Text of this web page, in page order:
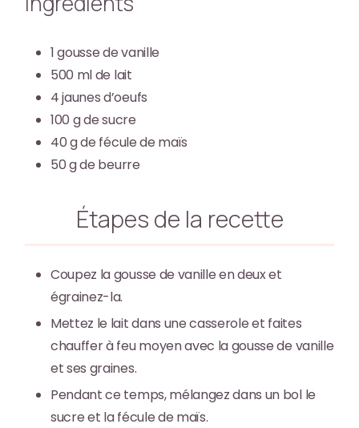
1gousse de vanille
500 mlde lait
4jaunes d’oeufs
100 gde sucre
40gde fécule de maïs
50gde beurre
Étapes de la recette
Coupez la gousse de vanille en deux et
égrainez-la.
Mettez le lait dans une casserole et faites
chauffer à feu moyen avec la gousse de vanille
et ses graines.
Pendant ce temps, mélangez dans un bol le
sucre et la fécule de maïs.